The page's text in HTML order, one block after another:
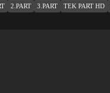
2.PART 3.PART TEK PART HD